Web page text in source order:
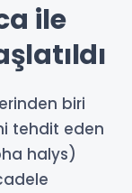
ile
biri
tehdit eden
halys)